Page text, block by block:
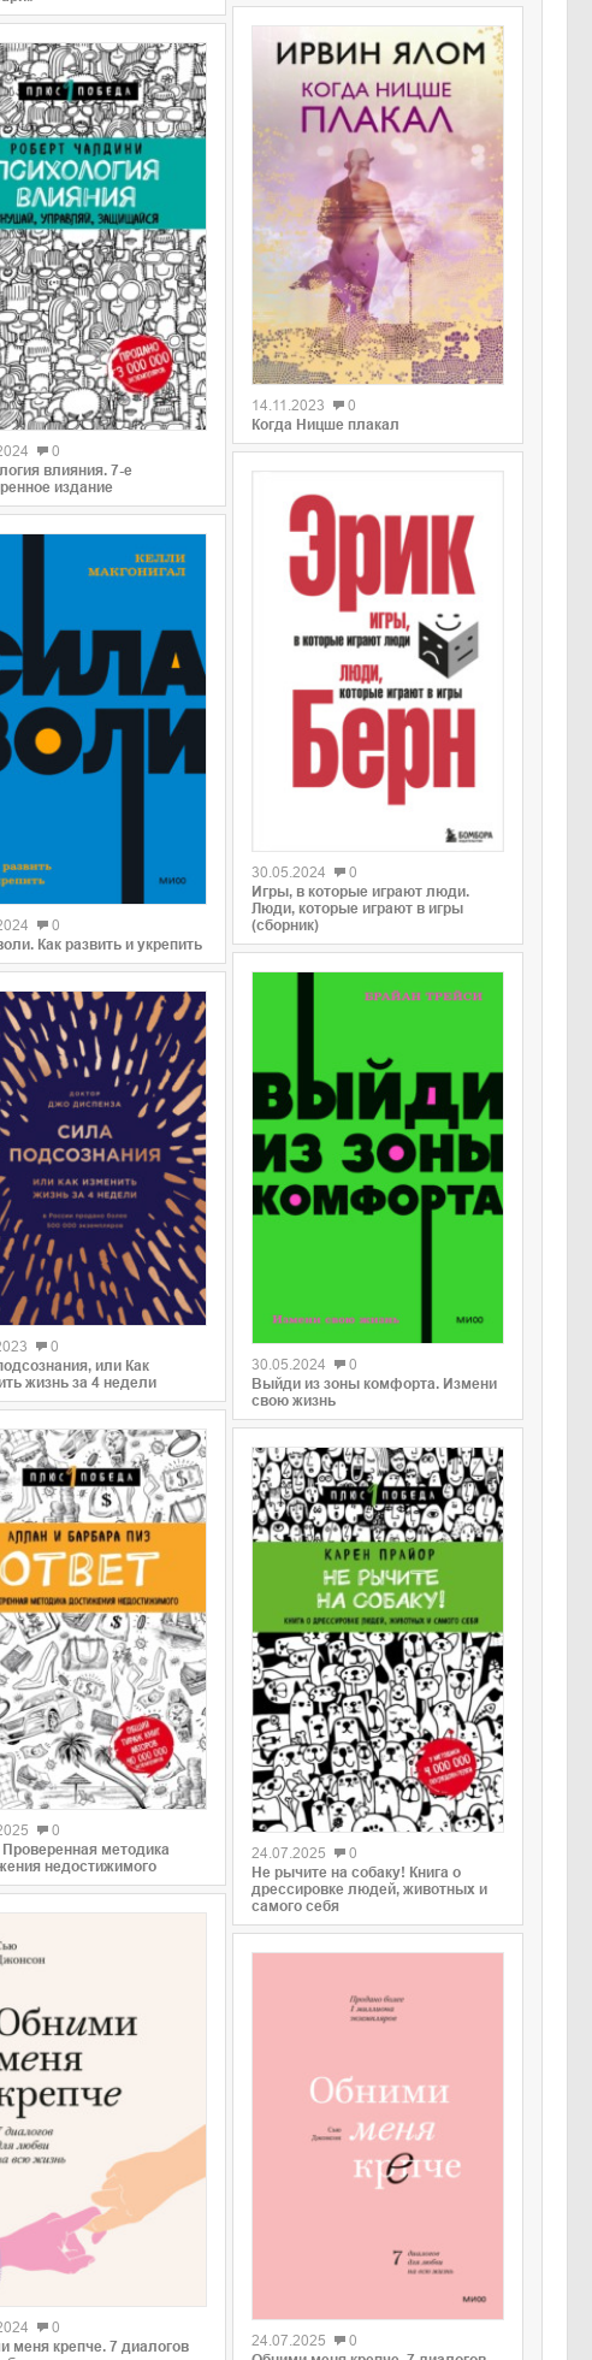
0
влияния. 7-е
издание
0
Как развить и укрепить
0
или Как
жизнь за 4 недели
0
Проверенная методика
недостижимого
0
меня крепче. 7 диалогов
0
14.11.2023
0
Когда Ницше плакал
30.05.2024
0
Игры, в которые играют люди.
Люди, которые играют в игры
(сборник)
30.05.2024
0
Выйди из зоны комфорта. Измени
свою жизнь
0
24.07.2025
0
Не рычите на собаку! Книга о
дрессировке людей, животных и
самого себя
24.07.2025
0